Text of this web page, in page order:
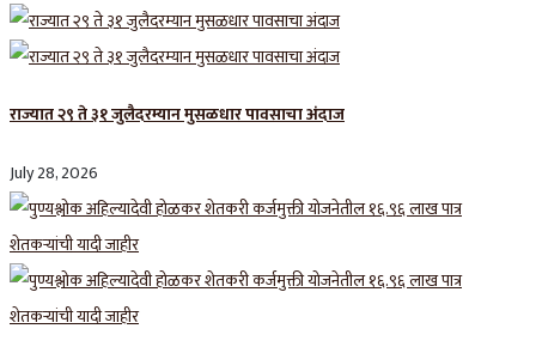
राज्यात २९ ते ३१ जुलैदरम्यान मुसळधार पावसाचा अंदाज
July 28, 2026